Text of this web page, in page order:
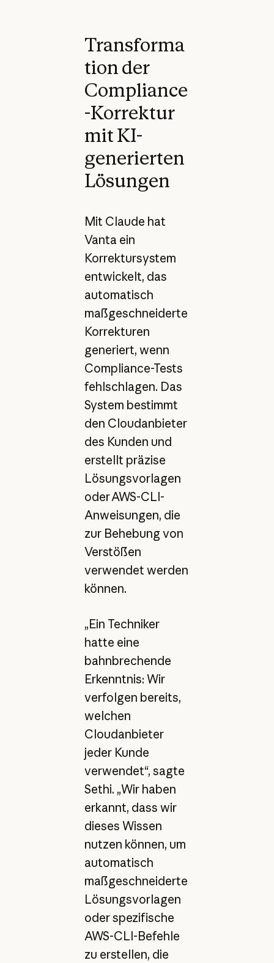
Transforma
tion der
Compliance
-Korrektur
mit KI-
generierten
Lösungen
Mit Claude hat
Vanta ein
Korrektursystem
entwickelt, das
automatisch
maßgeschneiderte
Korrekturen
generiert, wenn
Compliance-Tests
fehlschlagen. Das
System bestimmt
den Cloudanbieter
des Kunden und
erstellt präzise
Lösungsvorlagen
oder AWS-CLI-
Anweisungen, die
zur Behebung von
Verstößen
verwendet werden
können.
„Ein Techniker
hatte eine
bahnbrechende
Erkenntnis: Wir
verfolgen bereits,
welchen
Cloudanbieter
jeder Kunde
verwendet“, sagte
Sethi. „Wir haben
erkannt, dass wir
dieses Wissen
nutzen können, um
automatisch
maßgeschneiderte
Lösungsvorlagen
oder spezifische
AWS-CLI-Befehle
zu erstellen, die